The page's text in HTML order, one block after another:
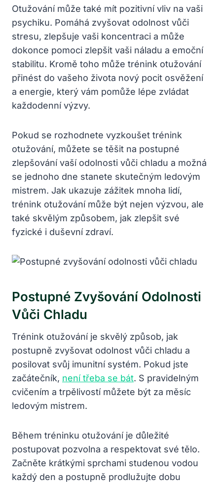
Otužování může také mít pozitivní vliv na vaši
psychiku. Pomáhá zvyšovat odolnost vůči
stresu, zlepšuje vaši koncentraci a může
dokonce pomoci zlepšit vaši náladu a emoční
stabilitu. Kromě toho může trénink otužování
přinést do vašeho života nový pocit osvěžení
a energie, který vám pomůže lépe zvládat
každodenní výzvy.
Pokud se rozhodnete vyzkoušet trénink
otužování, můžete se těšit na postupné
zlepšování vaší odolnosti vůči chladu a možná
se jednoho dne stanete skutečným ledovým
mistrem. Jak ukazuje zážitek mnoha lidí,
trénink otužování může být nejen výzvou, ale
také skvělým způsobem, jak zlepšit své
fyzické i duševní zdraví.
Postupné Zvyšování Odolnosti
Vůči Chladu
Trénink otužování je skvělý způsob, jak
postupně zvyšovat odolnost vůči chladu a
posilovat svůj imunitní systém. Pokud jste
začátečník, není třeba se bát. S pravidelným
cvičením a trpělivostí můžete být za měsíc
ledovým mistrem.
Během tréninku otužování je důležité
postupovat pozvolna a respektovat své tělo.
Začněte krátkými sprchami studenou vodou
každý den a postupně prodlužujte dobu